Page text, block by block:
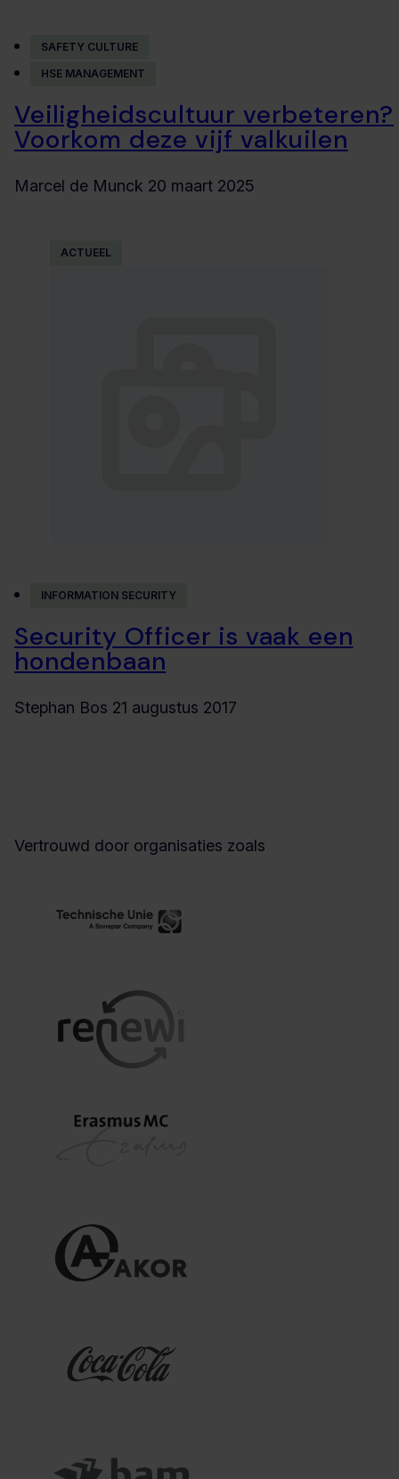
SAFETY CULTURE
HSE MANAGEMENT
Veiligheidscultuur verbeteren?
Voorkom deze vijf valkuilen
Marcel de Munck 20 maart 2025
ACTUEEL
INFORMATION SECURITY
Security Officer is vaak een
hondenbaan
Stephan Bos 21 augustus 2017
Vertrouwd door organisaties zoals